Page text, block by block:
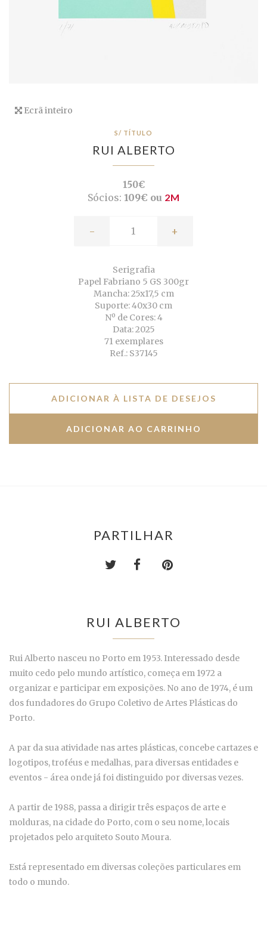
Ecrã inteiro
S/ TÍTULO
RUI ALBERTO
150€
Sócios: 109€ ou 2M
- +
Serigrafia
Papel Fabriano 5 GS 300gr
Mancha: 25x17,5 cm
Suporte: 40x30 cm
Nº de Cores: 4
Data: 2025
71 exemplares
Ref.: S37145
ADICIONAR À LISTA DE DESEJOS
PARTILHAR
RUI ALBERTO
Rui Alberto nasceu no Porto em 1953. Interessado desde
muito cedo pelo mundo artístico, começa em 1972 a
organizar e participar em exposições. No ano de 1974, é um
dos fundadores do Grupo Coletivo de Artes Plásticas do
Porto.
A par da sua atividade nas artes plásticas, concebe cartazes e
logotipos, troféus e medalhas, para diversas entidades e
eventos - área onde já foi distinguido por diversas vezes.
A partir de 1988, passa a dirigir três espaços de arte e
molduras, na cidade do Porto, com o seu nome, locais
projetados pelo arquiteto Souto Moura.
Está representado em diversas coleções particulares em
todo o mundo.